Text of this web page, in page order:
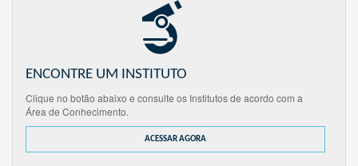
ENCONTRE UM INSTITUTO
Clique no botão abaixo e consulte os Institutos de acordo com a
Área de Conhecimento.
ACESSAR AGORA